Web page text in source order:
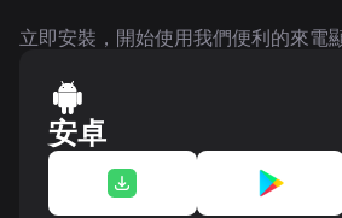
立即安裝，開始使用我們便利的來電
安卓